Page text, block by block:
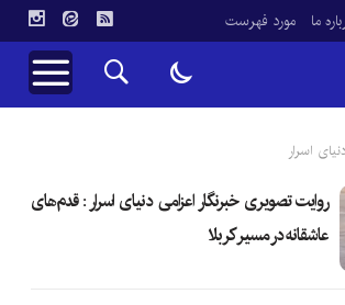
ما مورد فهرست
دنیای اسرار
روایت تصویری خبرنگار اعزامی دنیای اسرار : قدم‌های
عاشقانه در مسیر کربلا